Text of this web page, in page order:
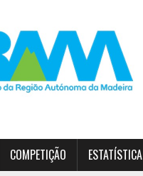
COMPETIÇÃO ESTATÍSTICA